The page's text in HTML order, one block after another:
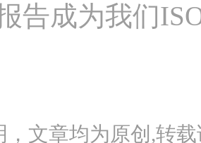
告成为我们
文章均为原创,转